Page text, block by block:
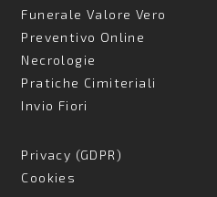
Funerale Valore Vero
Preventivo Online
Necrologie
Pratiche Cimiteriali
Invio Fiori
Privacy (GDPR)
Cookies